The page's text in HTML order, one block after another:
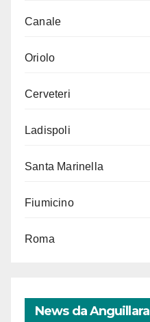
Canale
Oriolo
Cerveteri
Ladispoli
Santa Marinella
Fiumicino
Roma
News da Anguillara